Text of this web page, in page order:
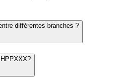
différentes branches ?